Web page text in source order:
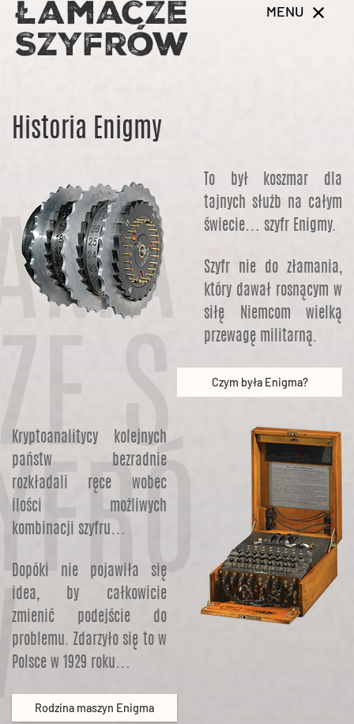
MENU
S
Historia Enigmy
To był koszmar dla
tajnych służb na całym
świecie… szyfr Enigmy.
Szyfr nie do złamania,
który dawał rosnącym w
siłę Niemcom wielką
przewagę militarną.
Czym była Enigma?
Kryptoanalitycy kolejnych
państw bezradnie
rozkładali ręce wobec
ilości możliwych
kombinacji szyfru…
Dopóki nie pojawiła się
idea, by całkowicie
zmienić podejście do
problemu. Zdarzyło się to w
Polsce w 1929 roku…
Rodzina maszyn Enigma